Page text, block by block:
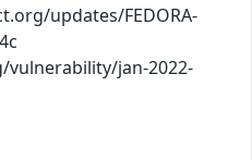
updates/FEDORA-
jan-2022-